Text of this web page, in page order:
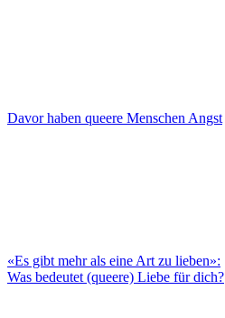
Davor haben queere Menschen Angst
«Es gibt mehr als eine Art zu lieben»:
Was bedeutet (queere) Liebe für dich?